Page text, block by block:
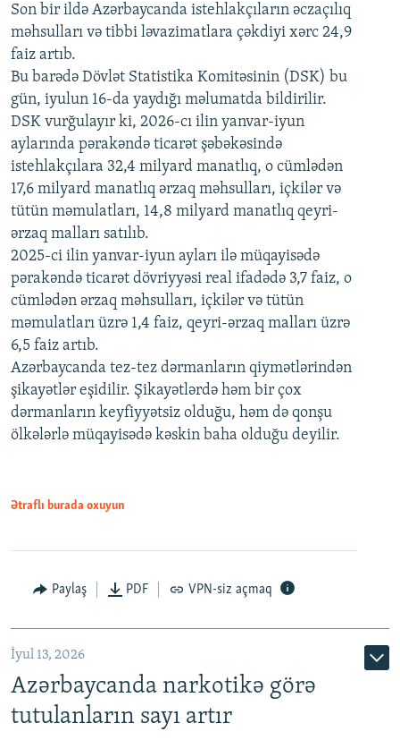
Auto 240p 360p 480p
720p 1080p
360p
480p
720p
1080p
Son bir ildə Azərbaycanda istehlakçıların əczaçılıq
məhsulları və tibbi ləvazimatlara çəkdiyi xərc 24,9
faiz artıb.
Bu barədə Dövlət Statistika Komitəsinin (DSK) bu
gün, iyulun 16-da yaydığı məlumatda bildirilir.
DSK vurğulayır ki, 2026-cı ilin yanvar-iyun
aylarında pərakəndə ticarət şəbəkəsində
istehlakçılara 32,4 milyard manatlıq, o cümlədən
17,6 milyard manatlıq ərzaq məhsulları, içkilər və
tütün məmulatları, 14,8 milyard manatlıq qeyri-
ərzaq malları satılıb.
2025-ci ilin yanvar-iyun ayları ilə müqayisədə
pərakəndə ticarət dövriyyəsi real ifadədə 3,7 faiz, o
cümlədən ərzaq məhsulları, içkilər və tütün
məmulatları üzrə 1,4 faiz, qeyri-ərzaq malları üzrə
6,5 faiz artıb.
Azərbaycanda tez-tez dərmanların qiymətlərindən
şikayətlər eşidilir. Şikayətlərdə həm bir çox
dərmanların keyfiyyətsiz olduğu, həm də qonşu
ölkələrlə müqayisədə kəskin baha olduğu deyilir.
Ətraflı burada oxuyun
Paylaş PDF VPN-siz açmaq
İyul 13, 2026
Azərbaycanda narkotikə görə
tutulanların sayı artır